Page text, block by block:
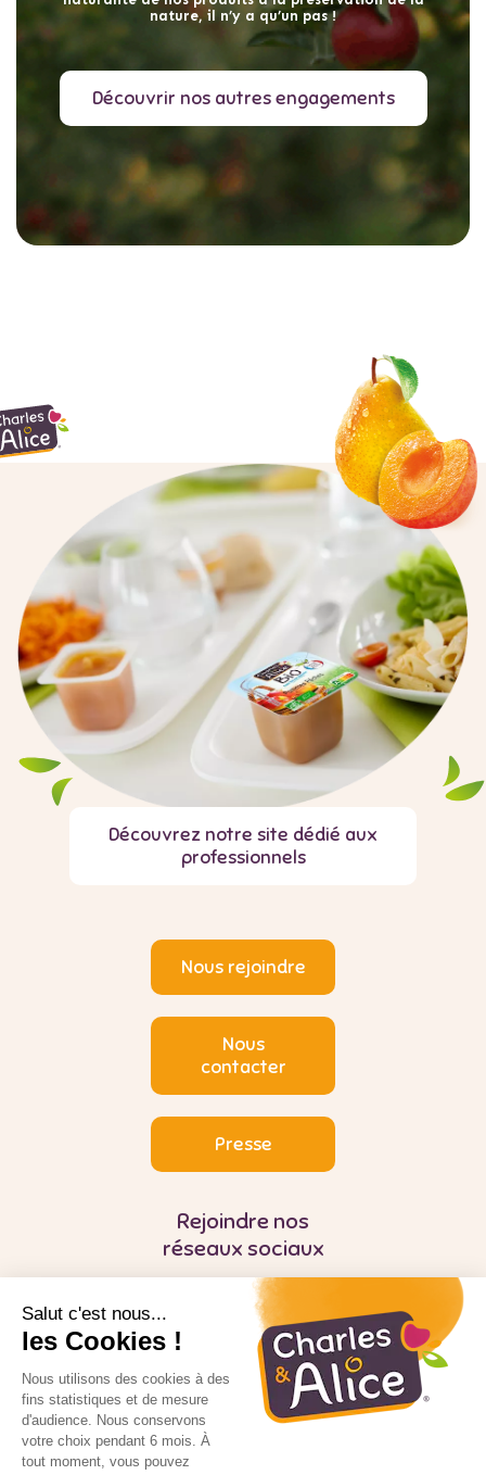
Salut c'est nous...
les Cookies !
Nous utilisons des cookies à des
fins statistiques et de mesure
d'audience. Nous conservons
votre choix pendant 6 mois. À
tout moment, vous pouvez
nature, il n’y a qu’un pas !
Découvrir nos autres engagements
Découvrez notre site dédié aux
professionnels
Nous rejoindre
Nous
contacter
Presse
Rejoindre nos
réseaux sociaux
Pour votre santé, mangez au moins cinq
fruits et légumes par jour